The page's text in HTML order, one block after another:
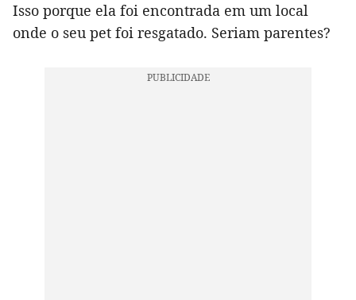
Isso porque ela foi encontrada em um local
onde o seu pet foi resgatado. Seriam parentes?